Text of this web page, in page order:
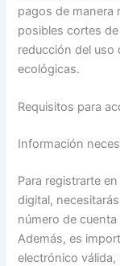
pagos de manera
posibles cortes
reducción del uso
ecológicas.
Requisitos para
Información
Para registrarte
digital,
número de
Además, es
electrónico válida,